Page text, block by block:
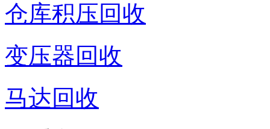
仓库积压回收
变压器回收
马达回收